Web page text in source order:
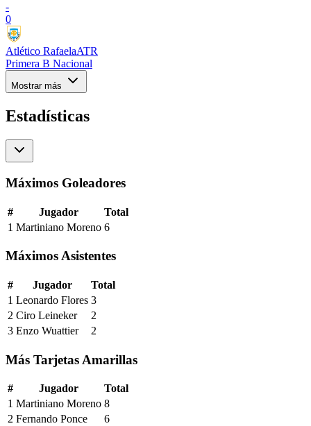
-
0
Atlético RafaelaATR
Primera B Nacional
Mostrar más
Estadísticas
Máximos Goleadores
# Jugador
Total
1 Martiniano Moreno 6
Máximos Asistentes
# Jugador
Total
1 Leonardo Flores 3
2 Ciro Leineker
2
3 Enzo Wuattier 2
Más Tarjetas Amarillas
# Jugador
Total
1 Martiniano Moreno 8
2 Fernando Ponce
6